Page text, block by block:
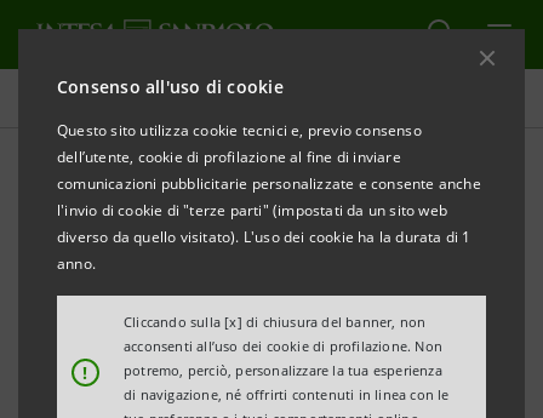
Consenso all'uso di cookie
Questo sito utilizza cookie tecnici e, previo consenso
dell’utente, cookie di profilazione al fine di inviare
comunicazioni pubblicitarie personalizzate e consente anche
l'invio di cookie di "terze parti" (impostati da un sito web
diverso da quello visitato). L'uso dei cookie ha la durata di 1
anno.
!
Cliccando sulla [x] di chiusura del banner, non
acconsenti all’uso dei cookie di profilazione. Non
potremo, perciò, personalizzare la tua esperienza
di navigazione, né offrirti contenuti in linea con le
Tutte le news
Architetture d’amore: le
foto di Daniele Ratti alle
Gallerie d’Italia – Napoli